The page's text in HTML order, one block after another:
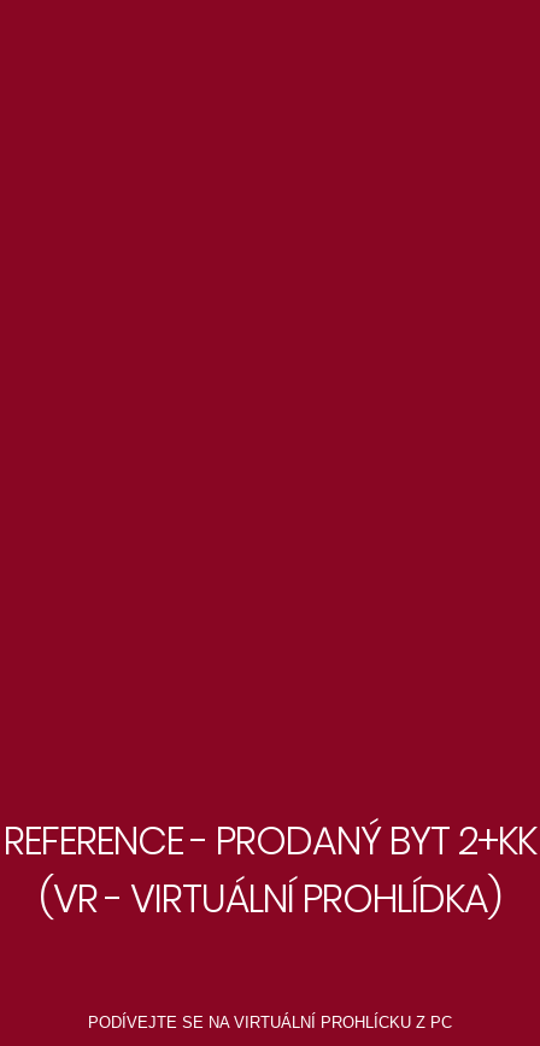
REFERENCE - PRODANÝ BYT 2+KK
(VR - VIRTUÁLNÍ PROHLÍDKA)
PODÍVEJTE SE NA VIRTUÁLNÍ PROHLÍCKU Z PC